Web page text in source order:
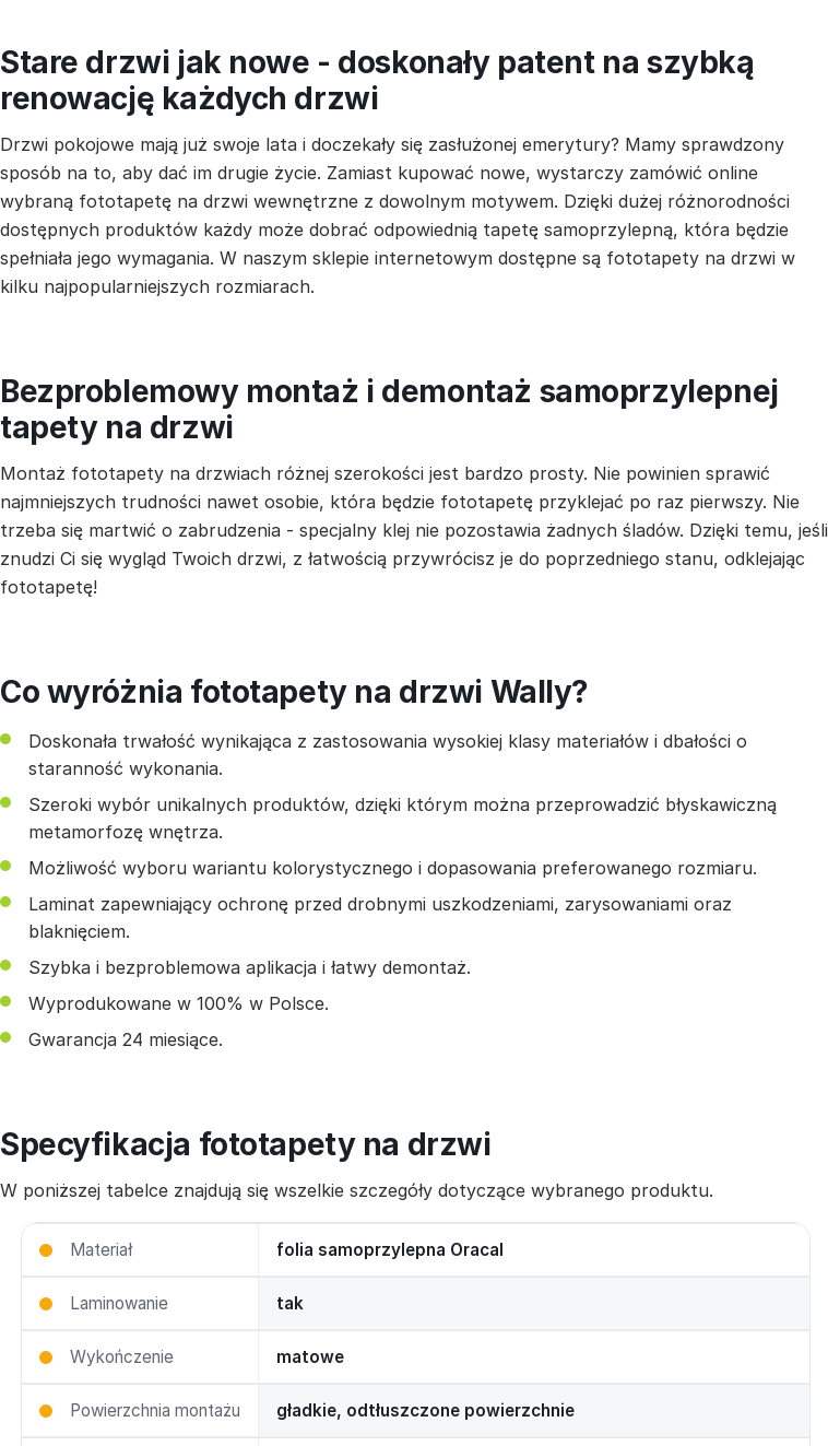
Stare drzwi jak nowe - doskonały patent na szybką
renowację każdych drzwi
Drzwi pokojowe mają już swoje lata i doczekały się zasłużonej emerytury? Mamy sprawdzony
sposób na to, aby dać im drugie życie. Zamiast kupować nowe, wystarczy zamówić online
wybraną fototapetę na drzwi wewnętrzne z dowolnym motywem. Dzięki dużej różnorodności
dostępnych produktów każdy może dobrać odpowiednią tapetę samoprzylepną, która będzie
spełniała jego wymagania. W naszym sklepie internetowym dostępne są fototapety na drzwi w
kilku najpopularniejszych rozmiarach.
Bezproblemowy montaż i demontaż samoprzylepnej
tapety na drzwi
Montaż fototapety na drzwiach różnej szerokości jest bardzo prosty. Nie powinien sprawić
najmniejszych trudności nawet osobie, która będzie fototapetę przyklejać po raz pierwszy. Nie
trzeba się martwić o zabrudzenia - specjalny klej nie pozostawia żadnych śladów. Dzięki temu, jeśli
znudzi Ci się wygląd Twoich drzwi, z łatwością przywrócisz je do poprzedniego stanu, odklejając
fototapetę!
Co wyróżnia fototapety na drzwi Wally?
Doskonała trwałość wynikająca z zastosowania wysokiej klasy materiałów i dbałości o
staranność wykonania.
Szeroki wybór unikalnych produktów, dzięki którym można przeprowadzić błyskawiczną
metamorfozę wnętrza.
Możliwość wyboru wariantu kolorystycznego i dopasowania preferowanego rozmiaru.
Laminat zapewniający ochronę przed drobnymi uszkodzeniami, zarysowaniami oraz
blaknięciem.
Szybka i bezproblemowa aplikacja i łatwy demontaż.
Wyprodukowane w 100% w Polsce.
Gwarancja 24 miesiące.
Specyfikacja fototapety na drzwi
W poniższej tabelce znajdują się wszelkie szczegóły dotyczące wybranego produktu.
Materiał folia samoprzylepna Oracal
Laminowanie tak
Wykończenie matowe
Powierzchnia montażu gładkie, odtłuszczone powierzchnie